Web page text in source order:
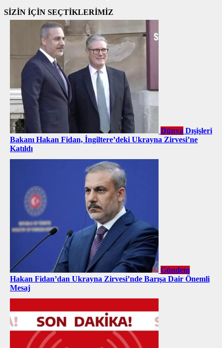
SİZİN İÇİN SEÇTİKLERİMİZ
Dünya Dışişleri
Bakanı Hakan Fidan, İngiltere’deki Ukrayna Zirvesi’ne
Katıldı
Gündem
Hakan Fidan’dan Ukrayna Zirvesi’nde Barışa Dair Önemli
Mesaj